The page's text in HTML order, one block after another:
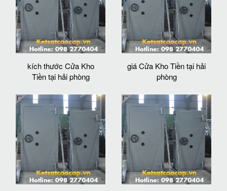
kích thước Cửa Kho
Tiền tại hải phòng
giá Cửa Kho Tiền tại hải
phòng